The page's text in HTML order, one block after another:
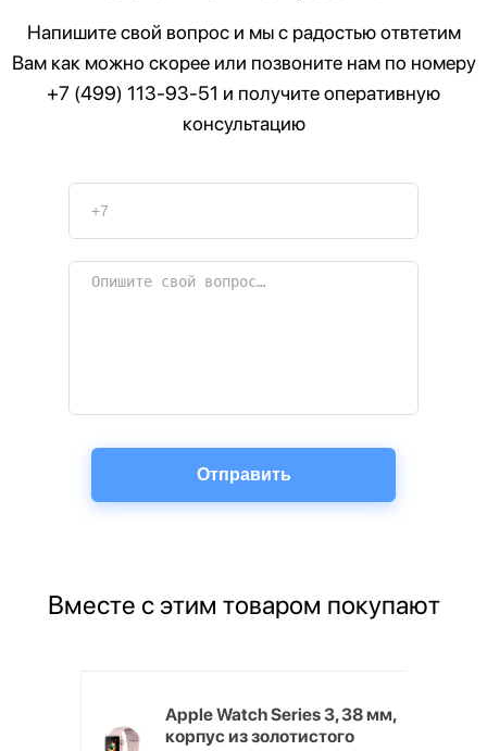
Напишите свой вопрос и мы с радостью отвтетим
Вам как можно скорее или позвоните нам по номеру
+7 (499) 113-93-51 и получите оперативную
консультацию
Вместе с этим товаром покупают
Apple Watch Series 3, 38 мм,
корпус из золотистого